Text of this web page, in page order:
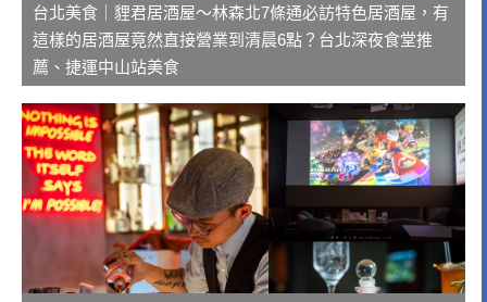
台北美食｜貍君居酒屋～林森北7條通必訪特色居酒屋，有
這樣的居酒屋竟然直接營業到清晨6點？台北深夜食堂推
薦、捷運中山站美食